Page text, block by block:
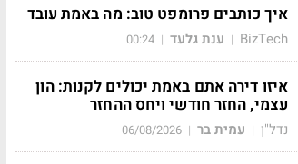
איך כותבים פרומפט טוב: מה באמת עובד
BizTech
| ענת גלעד |
00:24
איזו דירה אתם באמת יכולים לקנות: הון
עצמי, החזר חודשי ויחס ההחזר
נדל"ן | עמית בר |
06/08/2026